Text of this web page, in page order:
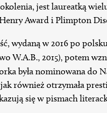
jest laureatką
Award i Plimpton
wydaną w 2016 po
W.A.B., 2015), potem
była nominowana do
również otrzymała
się w pismach